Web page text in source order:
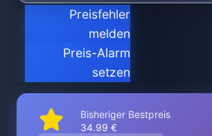
Preisfehler
melden
Preis-Alarm
setzen
Bisheriger Bestpreis
34.99 €